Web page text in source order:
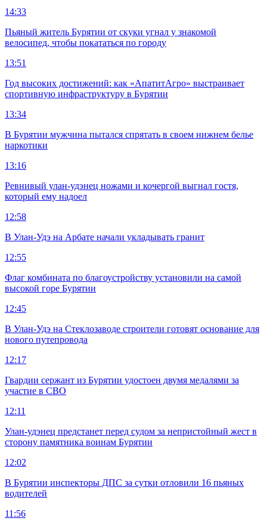
14:33
Пьяный житель Бурятии от скуки угнал у знакомой
велосипед, чтобы покататься по городу
13:51
Год высоких достижений: как «АпатитАгро» выстраивает
спортивную инфраструктуру в Бурятии
13:34
В Бурятии мужчина пытался спрятать в своем нижнем белье
наркотики
13:16
Ревнивый улан-удэнец ножами и кочергой выгнал гостя,
который ему надоел
12:58
В Улан-Удэ на Арбате начали укладывать гранит
12:55
Флаг комбината по благоустройству установили на самой
высокой горе Бурятии
12:45
В Улан-Удэ на Стеклозаводе строители готовят основание для
нового путепровода
12:17
Гвардии сержант из Бурятии удостоен двумя медалями за
участие в СВО
12:11
Улан-удэнец предстанет перед судом за непристойный жест в
сторону памятника воинам Бурятии
12:02
В Бурятии инспекторы ДПС за сутки отловили 16 пьяных
водителей
11:56